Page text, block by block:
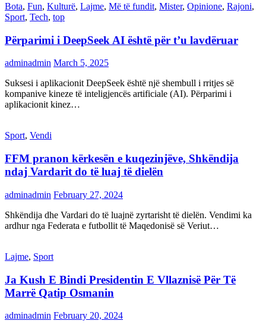
Bota, Fun, Kulturë, Lajme, Më të fundit, Mister, Opinione, Rajoni,
Sport, Tech, top
Përparimi i DeepSeek AI është për t’u lavdëruar
adminadmin March 5, 2025
Suksesi i aplikacionit DeepSeek është një shembull i rritjes së
kompanive kineze të inteligjencës artificiale (AI). Përparimi i
aplikacionit kinez…
Sport, Vendi
FFM pranon kërkesën e kuqezinjëve, Shkëndija
ndaj Vardarit do të luaj të dielën
adminadmin February 27, 2024
Shkëndija dhe Vardari do të luajnë zyrtarisht të dielën. Vendimi ka
ardhur nga Federata e futbollit të Maqedonisë së Veriut…
Lajme, Sport
Ja Kush E Bindi Presidentin E Vllaznisë Për Të
Marrë Qatip Osmanin
adminadmin February 20, 2024